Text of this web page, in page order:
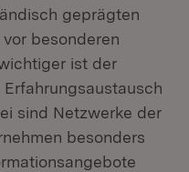
geprägten
besonderen
ist der
sind Netzwerke der
besonders